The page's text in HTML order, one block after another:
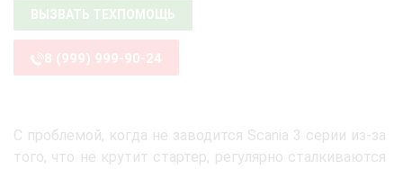
ВЫЗВАТЬ ТЕХПОМОЩЬ
8 (999) 999-90-24
С проблемой, когда не заводится Scania 3 серии из-за
того, что не крутит стартер, регулярно сталкиваются